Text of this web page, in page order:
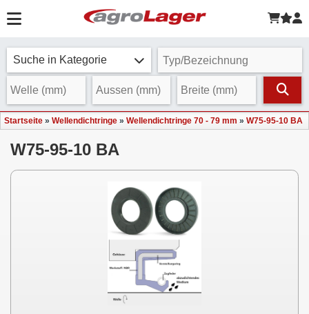
Suche in Kategorie
Startseite » Wellendichtringe » Wellendichtringe 70 - 79 mm » W75-95-10 BA
W75-95-10 BA